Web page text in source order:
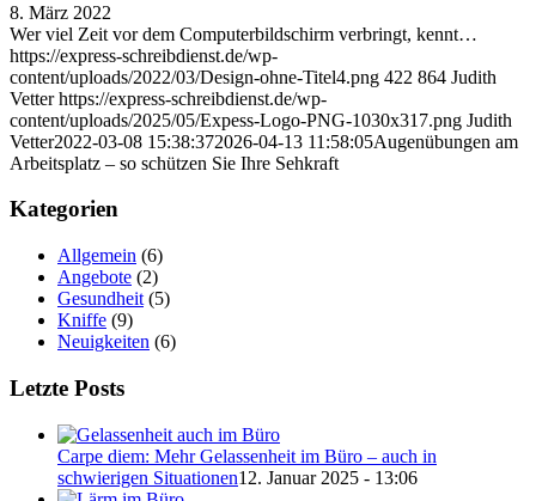
8. März 2022
Wer viel Zeit vor dem Computerbildschirm verbringt, kennt…
https://express-schreibdienst.de/wp-
content/uploads/2022/03/Design-ohne-Titel4.png 422 864 Judith
Vetter https://express-schreibdienst.de/wp-
content/uploads/2025/05/Expess-Logo-PNG-1030x317.png Judith
Vetter2022-03-08 15:38:372026-04-13 11:58:05Augenübungen am
Arbeitsplatz – so schützen Sie Ihre Sehkraft
Kategorien
Allgemein (6)
Angebote (2)
Gesundheit (5)
Kniffe (9)
Neuigkeiten (6)
Letzte Posts
Carpe diem: Mehr Gelassenheit im Büro – auch in
schwierigen Situationen12. Januar 2025 - 13:06